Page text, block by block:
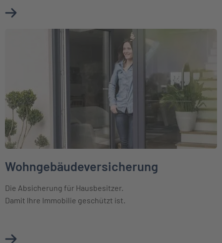
Mehr über Haftpflichtversicherung erfahren
Weiter zu Wohngebäudeversicherung
Wohngebäudeversicherung
Die Absicherung für Hausbesitzer.
Damit Ihre Immobilie geschützt ist.
Mehr über Wohngebäudeversicherung erfahren